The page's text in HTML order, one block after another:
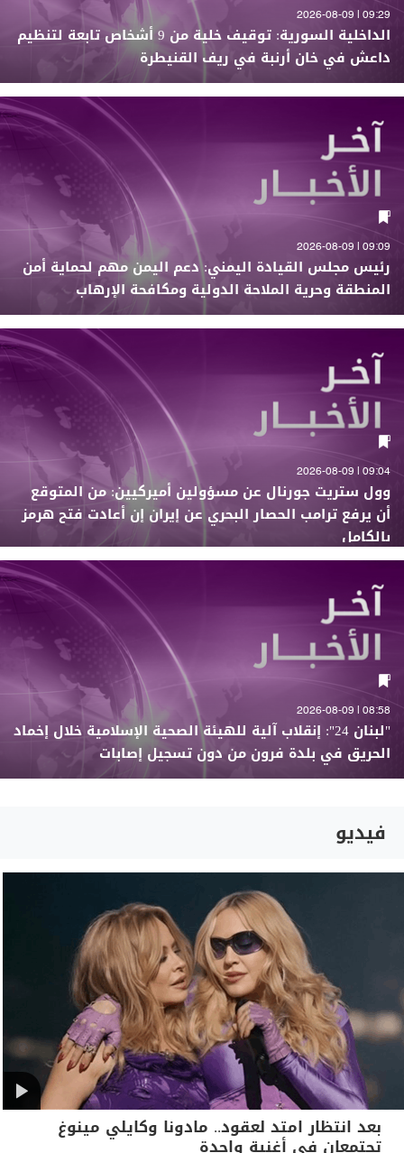
09:29 | 2026-08-09
الداخلية السورية: توقيف خلية من 9 أشخاص تابعة لتنظيم
داعش في خان أرنبة في ريف القنيطرة
09:09 | 2026-08-09
رئيس مجلس القيادة اليمني: دعم اليمن مهم لحماية أمن
المنطقة وحرية الملاحة الدولية ومكافحة الإرهاب
09:04 | 2026-08-09
وول ستريت جورنال عن مسؤولين أميركيين: من المتوقع
أن يرفع ترامب الحصار البحري عن إيران إن أعادت فتح هرمز
بالكامل
08:58 | 2026-08-09
"لبنان 24": إنقلاب آلية للهيئة الصحية الإسلامية خلال إخماد
الحريق في بلدة فرون من دون تسجيل إصابات
فيديو
بعد انتظار امتد لعقود.. مادونا وكايلي مينوغ
تجتمعان في أغنية واحدة